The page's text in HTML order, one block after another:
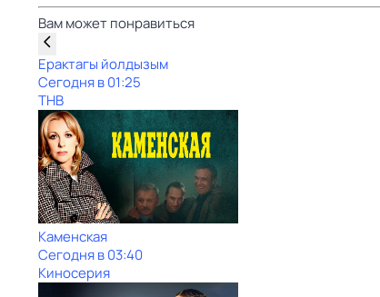
Вам может понравиться
Ерактагы йолдызым
Сегодня в 01:25
ТНВ
Каменская
Сегодня в 03:40
Киносерия